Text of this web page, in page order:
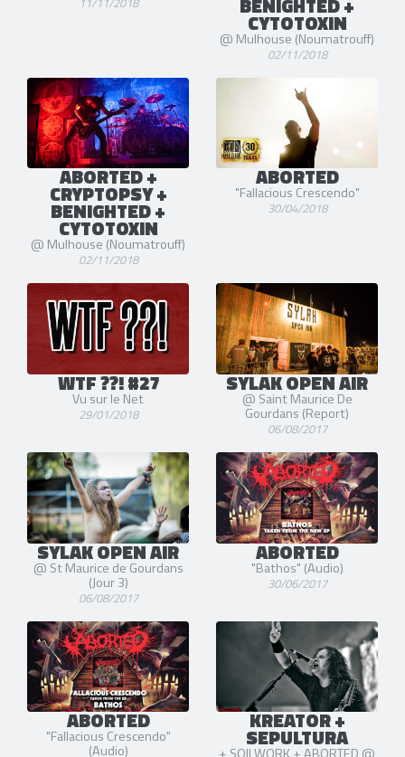
CYTOTOXIN
@ Mulhouse (Noumatrouff)
02/11/2018
ABORTED +
CRYPTOPSY +
BENIGHTED +
CYTOTOXIN
@ Mulhouse (Noumatrouff)
02/11/2018
ABORTED
"Fallacious Crescendo"
30/04/2018
WTF ??! #27
Vu sur le Net
29/01/2018
SYLAK OPEN AIR
@ Saint Maurice De
Gourdans (Report)
06/08/2017
SYLAK OPEN AIR
@ St Maurice de Gourdans
(Jour 3)
06/08/2017
ABORTED
"Bathos" (Audio)
30/06/2017
ABORTED
"Fallacious Crescendo"
(Audio)
KREATOR +
SEPULTURA